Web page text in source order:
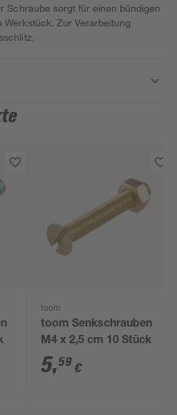
Schraube sorgt für einen bündigen
Zur Verarbeitung
toom
toom Senkschrauben
M4 x 2,5 cm 10 Stück
5,59 €